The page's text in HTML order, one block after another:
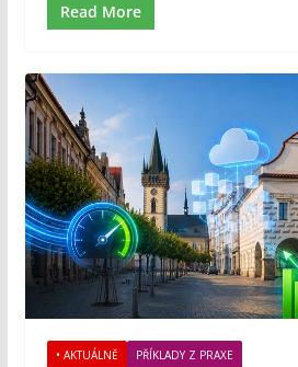
Read More
• AKTUÁLNĚ PŘÍKLADY Z PRAXE